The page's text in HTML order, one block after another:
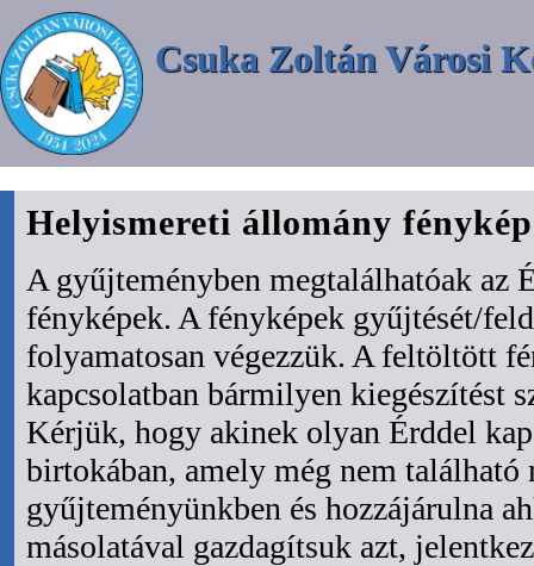
Csuka Zoltán Városi
Helyismereti állomány
A gyűjteményben megtalálhatóak az
fényképek. A fényképek gyűjtését/
folyamatosan végezzük. A feltöltött
kapcsolatban bármilyen kiegészítést
Kérjük, hogy akinek olyan Érddel
birtokában, amely még nem található
gyűjteményünkben és hozzájárulna
másolatával gazdagítsuk azt,